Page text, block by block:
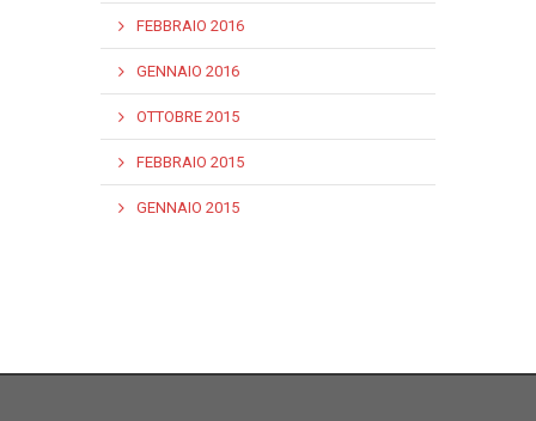
FEBBRAIO 2016
GENNAIO 2016
OTTOBRE 2015
FEBBRAIO 2015
GENNAIO 2015